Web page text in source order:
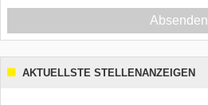
Absenden
AKTUELLSTE STELLENANZEIGEN